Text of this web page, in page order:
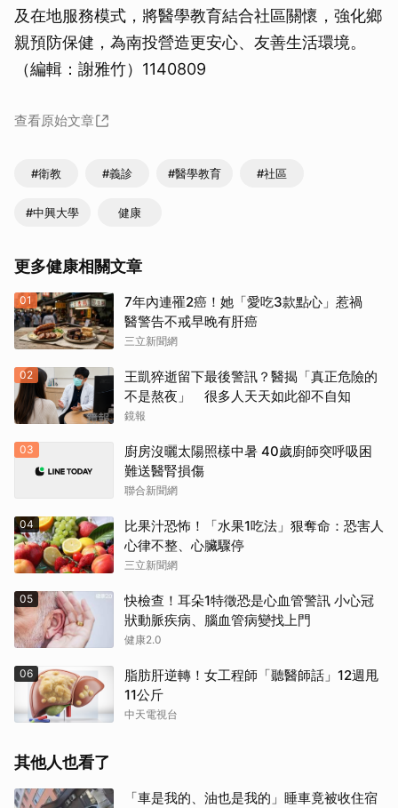
及在地服務模式，將醫學教育結合社區關懷，強化鄉
親預防保健，為南投營造更安心、友善生活環境。
（編輯：謝雅竹）1140809
查看原始文章
#衛教 #義診 #醫學教育 #社區
#中興大學 健康
更多健康相關文章
01
7年內連罹2癌！她「愛吃3款點心」惹禍
醫警告不戒早晚有肝癌
三立新聞網
02
王凱猝逝留下最後警訊？醫揭「真正危險的
不是熬夜」 很多人天天如此卻不自知
鏡報
03
廚房沒曬太陽照樣中暑 40歲廚師突呼吸困
難送醫腎損傷
聯合新聞網
04
比果汁恐怖！「水果1吃法」狠奪命：恐害人
心律不整、心臟驟停
三立新聞網
05
快檢查！耳朵1特徵恐是心血管警訊 小心冠
狀動脈疾病、腦血管病變找上門
健康2.0
06
脂肪肝逆轉！女工程師「聽醫師話」12週甩
11公斤
中天電視台
其他人也看了
「車是我的、油也是我的」睡車竟被收住宿